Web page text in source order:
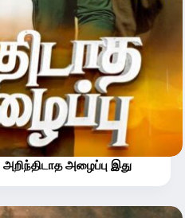
அழைப்பு இது